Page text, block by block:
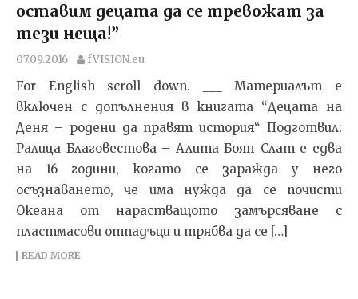
оставим децата да се тревожат за
тези неща!”
07.09.2016 fVISION.eu
For English scroll down. ___ Материалът е
включен с допълнения в книгата “Децата на
Деня – родени да правят история“ Подготвил:
Ралица Благовестова – Алита Боян Слат е едва
на 16 години, когато се заражда у него
осъзнаването, че има нужда да се почисти
Океана от нарастващото замърсяване с
пластмасови отпадъци и трябва да се […]
READ MORE